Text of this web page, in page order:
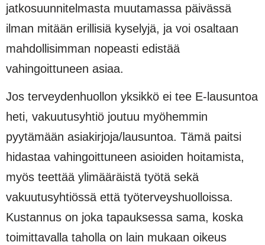
jatkosuunnitelmasta muutamassa päivässä
ilman mitään erillisiä kyselyjä, ja voi osaltaan
mahdollisimman nopeasti edistää
vahingoittuneen asiaa.
Jos terveydenhuollon yksikkö ei tee E-lausuntoa
heti, vakuutusyhtiö joutuu myöhemmin
pyytämään asiakirjoja/lausuntoa. Tämä paitsi
hidastaa vahingoittuneen asioiden hoitamista,
myös teettää ylimääräistä työtä sekä
vakuutusyhtiössä että työterveyshuolloissa.
Kustannus on joka tapauksessa sama, koska
toimittavalla taholla on lain mukaan oikeus